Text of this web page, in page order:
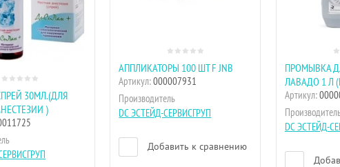
30МЛ.(ДЛЯ
)
АППЛИКАТОРЫ 100 ШТ F JNB
Артикул:000007931
Производитель
DC ЭСТЕЙД-СЕРВИСГРУП
Добавить к сравнению
ПРОМЫВКА
ЛАВАДО 1 Л
Артикул:
DC ЭСТЕЙД-